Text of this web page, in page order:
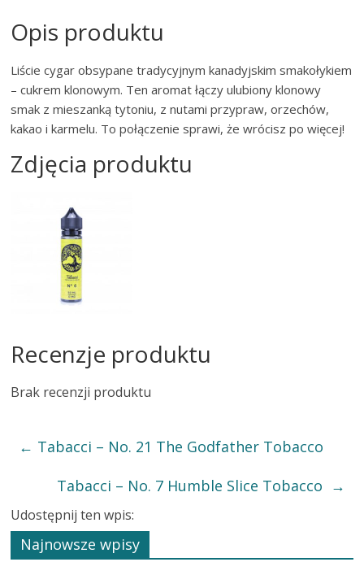
Opis produktu
Liście cygar obsypane tradycyjnym kanadyjskim smakołykiem
– cukrem klonowym. Ten aromat łączy ulubiony klonowy
smak z mieszanką tytoniu, z nutami przypraw, orzechów,
kakao i karmelu. To połączenie sprawi, że wrócisz po więcej!
Zdjęcia produktu
Recenzje produktu
Brak recenzji produktu
← Tabacci – No. 21 The Godfather Tobacco
Tabacci – No. 7 Humble Slice Tobacco →
Udostępnij ten wpis:
Najnowsze wpisy